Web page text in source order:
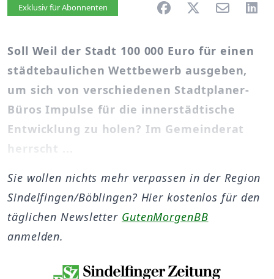
Artikel vorlesen
Exklusiv für Abonnenten
Soll Weil der Stadt 100 000 Euro für einen
städtebaulichen Wettbewerb ausgeben,
um sich von verschiedenen Stadtplaner-
Büros Impulse für die innerstädtische
Entwicklung zu holen? Im Gemeinderat
herrscht ...
Sie wollen nichts mehr verpassen in der Region
Sindelfingen/Böblingen? Hier kostenlos für den
täglichen Newsletter GutenMorgenBB
anmelden.